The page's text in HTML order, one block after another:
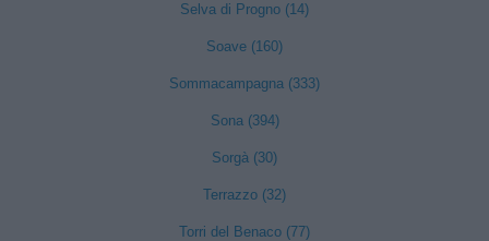
Selva di Progno (14)
Soave (160)
Sommacampagna (333)
Sona (394)
Sorgà (30)
Terrazzo (32)
Torri del Benaco (77)